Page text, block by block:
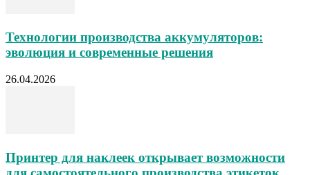
Технологии производства аккумуляторов:
эволюция и современные решения
26.04.2026
Принтер для наклеек открывает возможности